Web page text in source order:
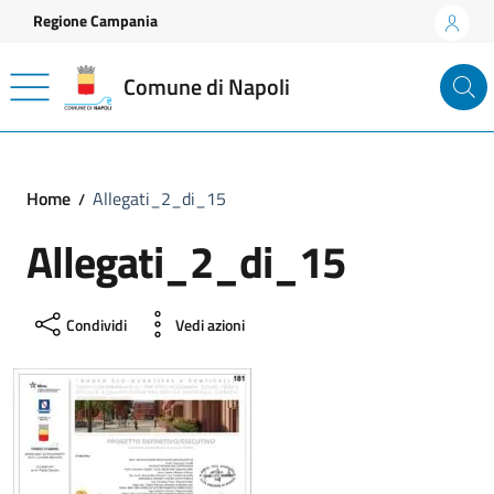
Vai ai contenuti
Vai al footer
Regione Campania
Comune di Napoli
Home Allegati_2_di_15
Allegati_2_di_15
Condividi Vedi azioni